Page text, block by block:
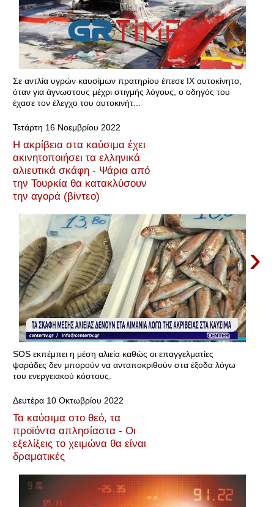
Σε αντλία υγρών καυσίμων πρατηρίου έπεσε ΙΧ αυτοκίνητο,
όταν για άγνωστους μέχρι στιγμής λόγους, ο οδηγός του
έχασε τον έλεγχο του αυτοκινήτ...
Τετάρτη 16 Νοεμβρίου 2022
Η ακρίβεια στα καύσιμα έχει
ακινητοποιήσει τα ελληνικά
αλιευτικά σκάφη - Ψάρια από
την Τουρκία θα κατακλύσουν
την αγορά (βίντεο)
›
SOS εκπέμπει η μέση αλιεία καθώς οι επαγγελματίες
ψαράδες δεν μπορούν να ανταποκριθούν στα έξοδα λόγω
του ενεργειακού κόστους.
Δευτέρα 10 Οκτωβρίου 2022
Τα καύσιμα στο θεό, τα
προϊόντα απλησίαστα - Οι
εξελίξεις το χειμώνα θα είναι
δραματικές